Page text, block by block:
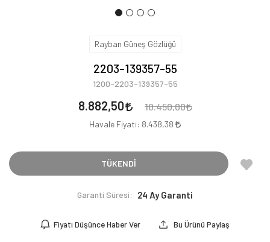
Rayban Güneş Gözlüğü
2203-139357-55
1200-2203-139357-55
8.882,50 10.450,00
Havale Fiyatı: 8.438,38
TÜKENDİ
Garanti Süresi: 24 Ay Garanti
Fiyatı Düşünce Haber Ver Bu Ürünü Paylaş